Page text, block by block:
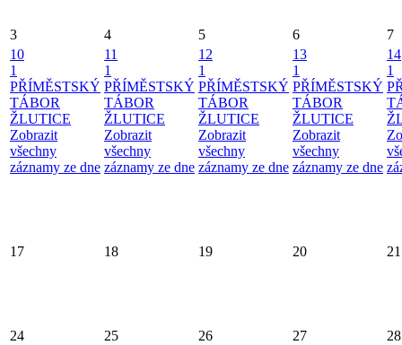
3 4 5 6
7
10
1
PŘÍMĚSTSKÝ
TÁBOR
ŽLUTICE
Zobrazit
všechny
záznamy ze dne
11
1
PŘÍMĚSTSKÝ
TÁBOR
ŽLUTICE
Zobrazit
všechny
záznamy ze dne
12
1
PŘÍMĚSTSKÝ
TÁBOR
ŽLUTICE
Zobrazit
všechny
záznamy ze dne
13
1
PŘÍMĚSTSKÝ
TÁBOR
ŽLUTICE
Zobrazit
všechny
záznamy ze dne
14
1
17 18 19 20 21
24 25 26 27 28